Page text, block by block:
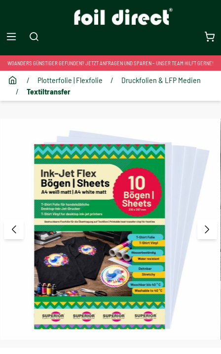
WOANDERS GÜNSTIGER GEFUNDEN? JETZT ANFRAGEN UND SPAREN – UNSER TEAM HILFT GERNE!
/ Plotterfolie | Flexfolie /
Druckfolien & LFP Medien
/
Textiltransfer